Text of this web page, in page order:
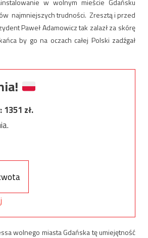
w wolnym mieście Gdańsku
najmniejszych trudności. Zresztą i przed
Paweł Adamowicz tak zalazł za skórę
by go na oczach całej Polski zadźgał
1351 zł.
wolnego miasta Gdańska tę umiejętność